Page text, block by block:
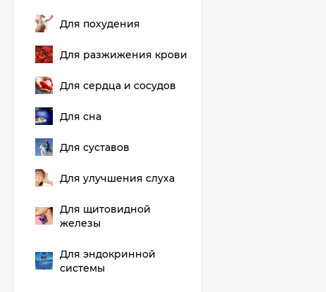
Для похудения
Для разжижения крови
Для сердца и сосудов
Для сна
Для суставов
Для улучшения слуха
Для щитовидной
железы
Для эндокринной
системы